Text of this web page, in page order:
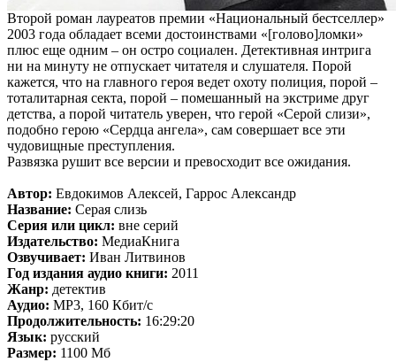
Второй роман лауреатов премии «Национальный бестселлер»
2003 года обладает всеми достоинствами «[голово]ломки»
плюс еще одним – он остро социален. Детективная интрига
ни на минуту не отпускает читателя и слушателя. Порой
кажется, что на главного героя ведет охоту полиция, порой –
тоталитарная секта, порой – помешанный на экстриме друг
детства, а порой читатель уверен, что герой «Серой слизи»,
подобно герою «Сердца ангела», сам совершает все эти
чудовищные преступления.
Развязка рушит все версии и превосходит все ожидания.
Автор: Евдокимов Алексей, Гаррос Александр
Название: Серая слизь
Серия или цикл: вне серий
Издательство: МедиаКнига
Озвучивает: Иван Литвинов
Год издания аудио книги: 2011
Жанр: детектив
Аудио: MP3, 160 Кбит/с
Продолжительность: 16:29:20
Язык: русский
Размер: 1100 Mб